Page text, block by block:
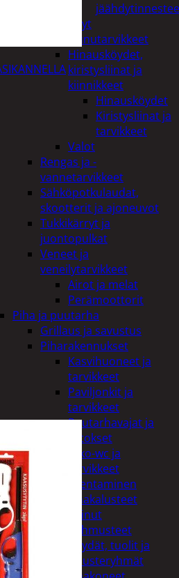
Öljyt
Perävaunutarvikkeet
Hinausköydet,
kiristysliinat ja
kiinnikkeet
Hinausköydet
Kiristysliinat ja
tarvikkeet
Valot
Rengas ja -
vannetarvikkeet
Sähköpotkulaudat,
skootterit ja ajoneuvot
Tukkikärryt ja
juontopulkat
Veneet ja
veneilytarvikkeet
Airot ja melat
Perämoottorit
Piha ja puutarha
Grillaus ja savustus
Piharakennukset
Kasvihuoneet ja
tarvikkeet
Paviljonkit ja
tarvikkeet
Puutarhavajat ja
katokset
Ulko-wc ja
tarvikkeet
Piharakentaminen
Puutarhakalusteet
Keinut
Pehmusteet
Pöydät, tuolit ja
kalusteryhmät